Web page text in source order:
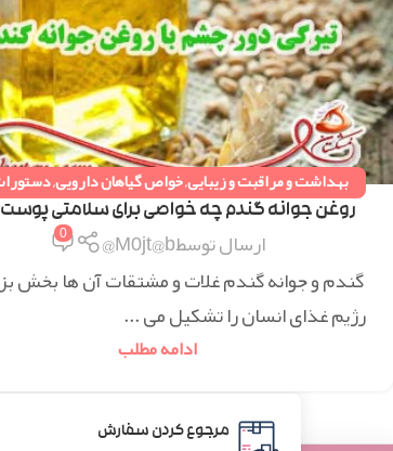
بهداشت و مراقبت و زیبایی,خواص گیاهان دارویی,
سنتی,همه مقالات
روغن جوانه گندم چه خواصی برای سلامتی پوست
ارسال توسطM0jt@b@
0
گندم و جوانه گندم غلات و مشتقات آن ها بخش
رژیم غذای انسان را تشکیل می ...
ادامه مطلب
مرجوع کردن سفارش